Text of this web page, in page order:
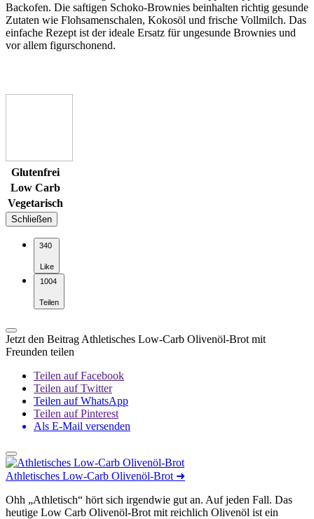
Backofen. Die saftigen Schoko-Brownies beinhalten richtig gesunde
Zutaten wie Flohsamenschalen, Kokosöl und frische Vollmilch. Das
einfache Rezept ist der ideale Ersatz für ungesunde Brownies und
vor allem figurschonend.
Glutenfrei
Low Carb
Vegetarisch
Schließen
340
Like
1004
Teilen
Jetzt den Beitrag Athletisches Low-Carb Olivenöl-Brot mit
Freunden teilen
Teilen auf Facebook
Teilen auf Twitter
Teilen auf WhatsApp
Teilen auf Pinterest
Als E-Mail versenden
Athletisches Low-Carb Olivenöl-Brot ➜
Ohh „Athletisch“ hört sich irgendwie gut an. Auf jeden Fall. Das
heutige Low Carb Olivenöl-Brot mit reichlich Olivenöl ist ein